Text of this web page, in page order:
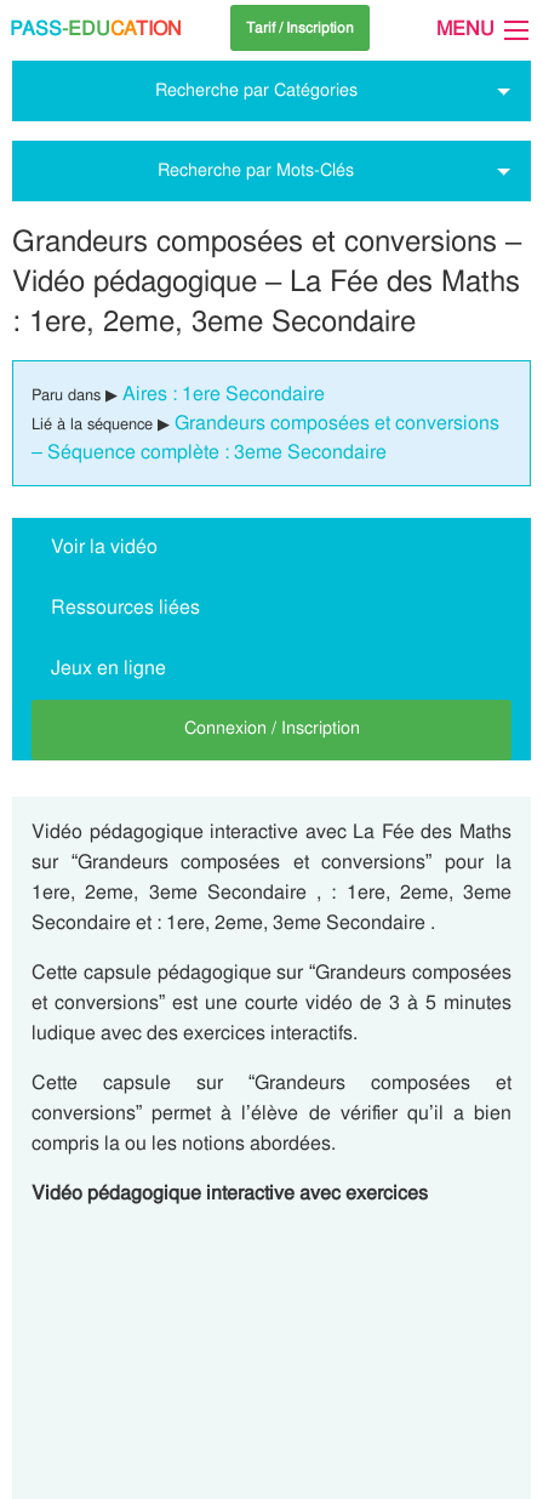
PASS-EDUCATION Tarif / Inscription MENU
Recherche par Catégories
Recherche par Mots-Clés
Grandeurs composées et conversions –
Vidéo pédagogique – La Fée des Maths
: 1ere, 2eme, 3eme Secondaire
Paru dans ▶ Aires : 1ere Secondaire
Lié à la séquence ▶ Grandeurs composées et conversions
– Séquence complète : 3eme Secondaire
Voir la vidéo
Ressources liées
Jeux en ligne
Connexion / Inscription
Vidéo pédagogique interactive avec La Fée des Maths
sur “Grandeurs composées et conversions” pour la
1ere, 2eme, 3eme Secondaire , : 1ere, 2eme, 3eme
Secondaire et : 1ere, 2eme, 3eme Secondaire .
Cette capsule pédagogique sur “Grandeurs composées
et conversions” est une courte vidéo de 3 à 5 minutes
ludique avec des exercices interactifs.
Cette capsule sur “Grandeurs composées et
conversions” permet à l’élève de vérifier qu’il a bien
compris la ou les notions abordées.
Vidéo pédagogique interactive avec exercices